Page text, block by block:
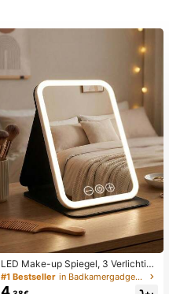
LED Make-up Spiegel, 3 Verlichting
smodi, Verstelbare Helderheid, Draa
gbaar Vouwbaar Ontwerp, Geschikt
#1 Bestseller in Badkamergadgets die favoriet zijn bij klanten B